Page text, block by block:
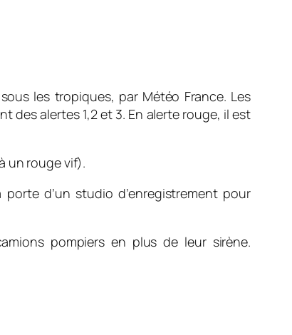
les tropiques, par Météo France. Les
des alertes 1,2 et 3. En alerte rouge, il est
un rouge vif).
d’un studio d’enregistrement pour
pompiers en plus de leur sirène.